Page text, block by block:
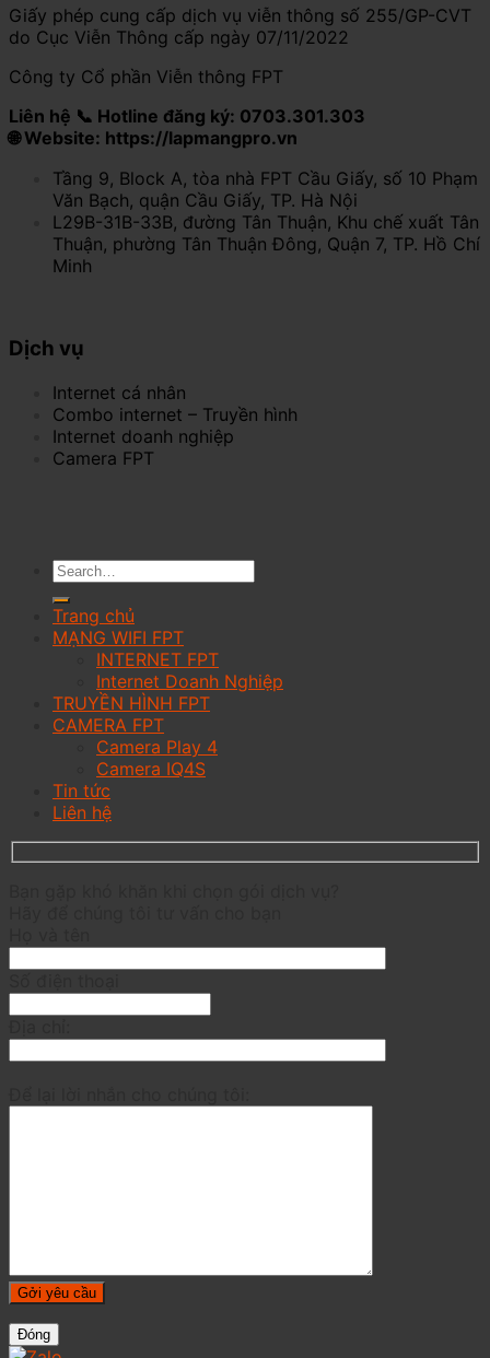
Giấy phép cung cấp dịch vụ viễn thông số 255/GP-CVT
do Cục Viễn Thông cấp ngày 07/11/2022
Công ty Cổ phần Viễn thông FPT
Liên hệ 📞 Hotline đăng ký: 0703.301.303
🌐 Website: https://lapmangpro.vn
Tầng 9, Block A, tòa nhà FPT Cầu Giấy, số 10 Phạm
Văn Bạch, quận Cầu Giấy, TP. Hà Nội
L29B-31B-33B, đường Tân Thuận, Khu chế xuất Tân
Thuận, phường Tân Thuận Đông, Quận 7, TP. Hồ Chí
Minh
Dịch vụ
Internet cá nhân
Combo internet – Truyền hình
Internet doanh nghiệp
Camera FPT
Trang chủ
MẠNG WIFI FPT
INTERNET FPT
Internet Doanh Nghiệp
TRUYỀN HÌNH FPT
CAMERA FPT
Camera Play 4
Camera IQ4S
Tin tức
Liên hệ
Đóng